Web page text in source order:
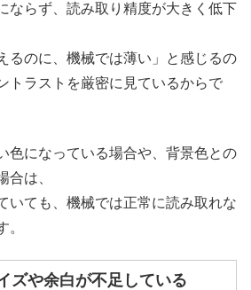
ならず、読み取り精度が大きく低下
るのに、機械では薄い」と感じるの
トラストを厳密に見ているからで
色になっている場合や、背景色との
合は、
いても、機械では正常に読み取れな
。
ズや余白が不足している